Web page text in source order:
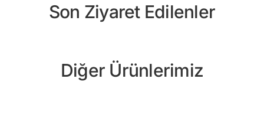
Son Ziyaret Edilenler
Diğer Ürünlerimiz